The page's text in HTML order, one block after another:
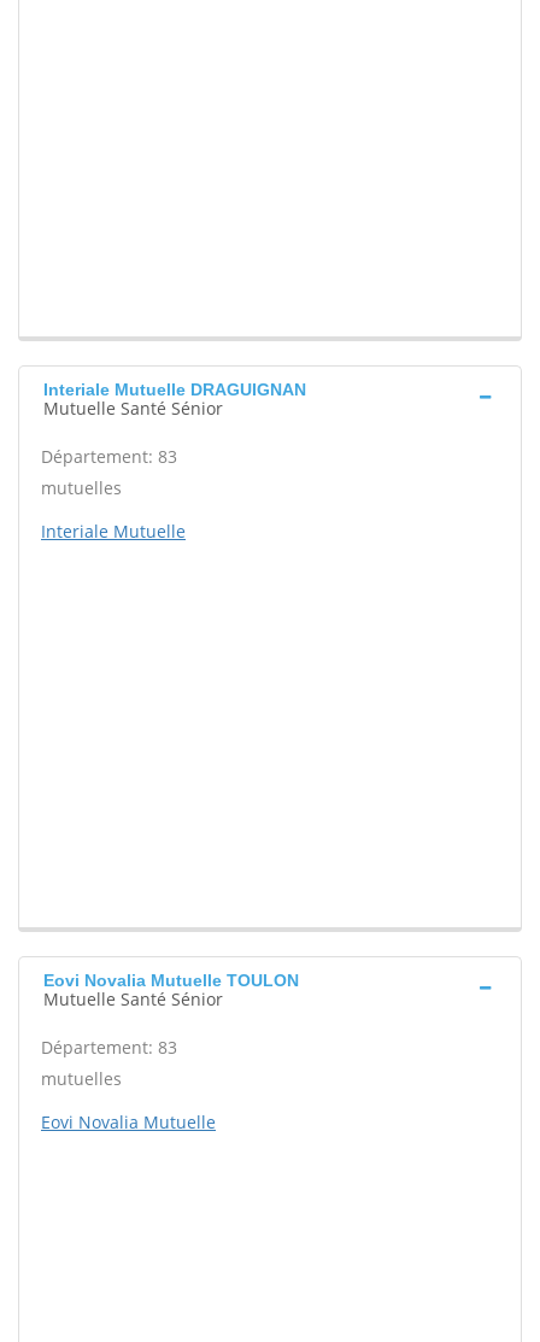
Interiale Mutuelle DRAGUIGNAN
Mutuelle Santé Sénior
Département: 83
mutuelles
Interiale Mutuelle
Eovi Novalia Mutuelle TOULON
Mutuelle Santé Sénior
Département: 83
mutuelles
Eovi Novalia Mutuelle